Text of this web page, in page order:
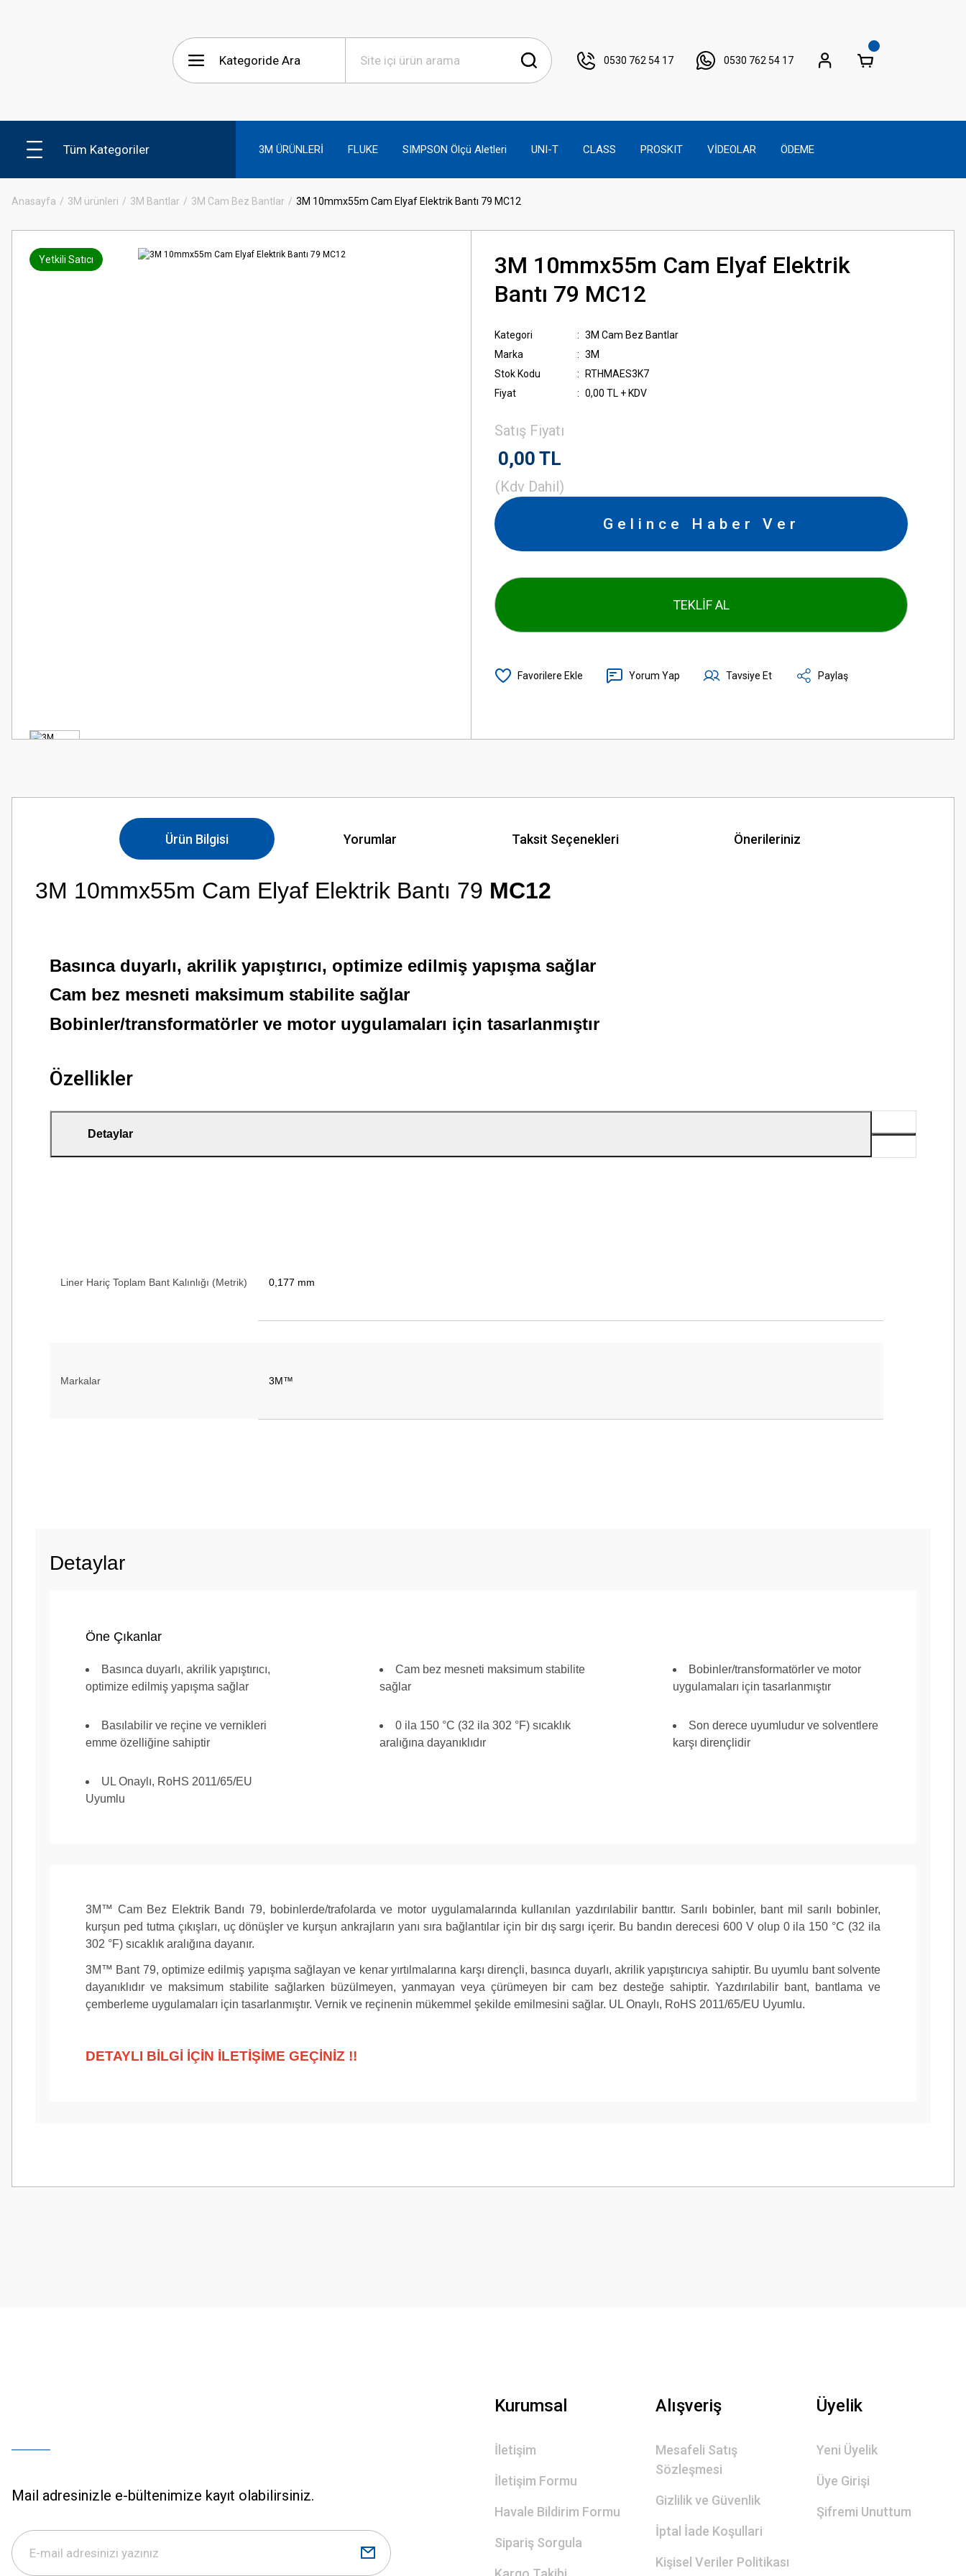
0530 762 54 17 0530 762 54 17
Tüm Kategoriler 3M ÜRÜNLERİ FLUKE SIMPSON Ölçü Aletleri UNI-T CLASS PROSKIT VİDEOLAR ÖDEME
Anasayfa 3M ürünleri 3M Bantlar 3M Cam Bez Bantlar 3M 10mmx55m Cam Elyaf Elektrik Bantı 79 MC12
Yetkili Satıcı
3M 10mmx55m Cam Elyaf Elektrik
Bantı 79 MC12
Kategori
3M Cam Bez Bantlar
Marka
3M
Stok Kodu
RTHMAES3K7
Fiyat
0,00 TL + KDV
Satış Fiyatı
0,00 TL
(Kdv Dahil)
Gelince Haber Ver
TEKLİF AL
Yorum Yap Tavsiye Et Paylaş
Ürün Bilgisi Yorumlar Taksit Seçenekleri Önerileriniz
3M 10mmx55m Cam Elyaf Elektrik Bantı 79 MC12
Basınca duyarlı, akrilik yapıştırıcı, optimize edilmiş yapışma sağlar
Cam bez mesneti maksimum stabilite sağlar
Bobinler/transformatörler ve motor uygulamaları için tasarlanmıştır
Özellikler
Detaylar
Liner Hariç Toplam Bant Kalınlığı (Metrik) 0,177 mm
Markalar 3M™
Tam Uzunluk (metrik)
Yapıştırıcı Tipi Akrilik
Ürün Rengi
Detaylar
Öne Çıkanlar
Basınca duyarlı, akrilik yapıştırıcı,
optimize edilmiş yapışma sağlar
Cam bez mesneti maksimum stabilite
sağlar
Bobinler/transformatörler ve motor
uygulamaları için tasarlanmıştır
Basılabilir ve reçine ve vernikleri
emme özelliğine sahiptir
0 ila 150 °C (32 ila 302 °F) sıcaklık
aralığına dayanıklıdır
Son derece uyumludur ve solventlere
karşı dirençlidir
UL Onaylı, RoHS 2011/65/EU
Uyumlu
3M™ Cam Bez Elektrik Bandı 79, bobinlerde/trafolarda ve motor uygulamalarında kullanılan yazdırılabilir banttır. Sarılı bobinler, bant mil sarılı bobinler,
kurşun ped tutma çıkışları, uç dönüşler ve kurşun ankrajların yanı sıra bağlantılar için bir dış sargı içerir. Bu bandın derecesi 600 V olup 0 ila 150 °C (32 ila
302 °F) sıcaklık aralığına dayanır.
3M™ Bant 79, optimize edilmiş yapışma sağlayan ve kenar yırtılmalarına karşı dirençli, basınca duyarlı, akrilik yapıştırıcıya sahiptir. Bu uyumlu bant solvente
dayanıklıdır ve maksimum stabilite sağlarken büzülmeyen, yanmayan veya çürümeyen bir cam bez desteğe sahiptir. Yazdırılabilir bant, bantlama ve
çemberleme uygulamaları için tasarlanmıştır. Vernik ve reçinenin mükemmel şekilde emilmesini sağlar. UL Onaylı, RoHS 2011/65/EU Uyumlu.
DETAYLI BİLGİ İÇİN İLETİŞİME GEÇİNİZ !!
Görüş ve önerileriniz için teşekkür ederiz.
Mail adresinizle e-bültenimize kayıt olabilirsiniz.
Kurumsal
İletişim
İletişim Formu
Havale Bildirim Formu
Sipariş Sorgula
Alışveriş
Mesafeli Satış
Sözleşmesi
Gizlilik ve Güvenlik
İptal İade Koşullari
Kişisel Veriler Politikası
Üyelik
Yeni Üyelik
Üye Girişi
Şifremi Unuttum